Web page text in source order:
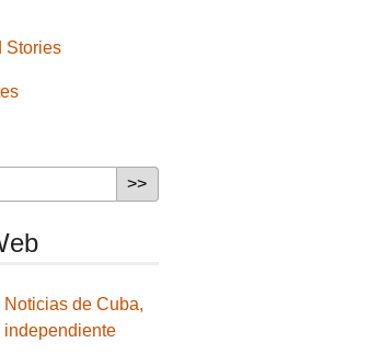
Stories
Noticias de Cuba,
independiente